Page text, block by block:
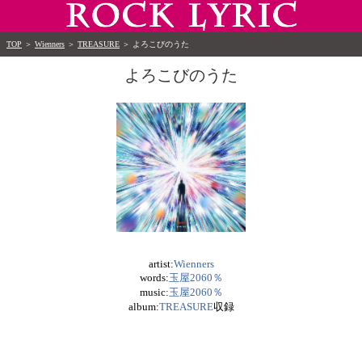
TOP ＞ Wienners ＞ TREASURE ＞ よろこびのうた
よろこびのうた
artist:Wienners
words:玉屋2060％
music:玉屋2060％
album:TREASURE収録